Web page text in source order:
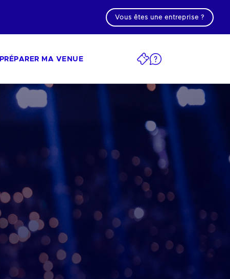
Vous êtes une entreprise ?
PRÉPARER MA VENUE